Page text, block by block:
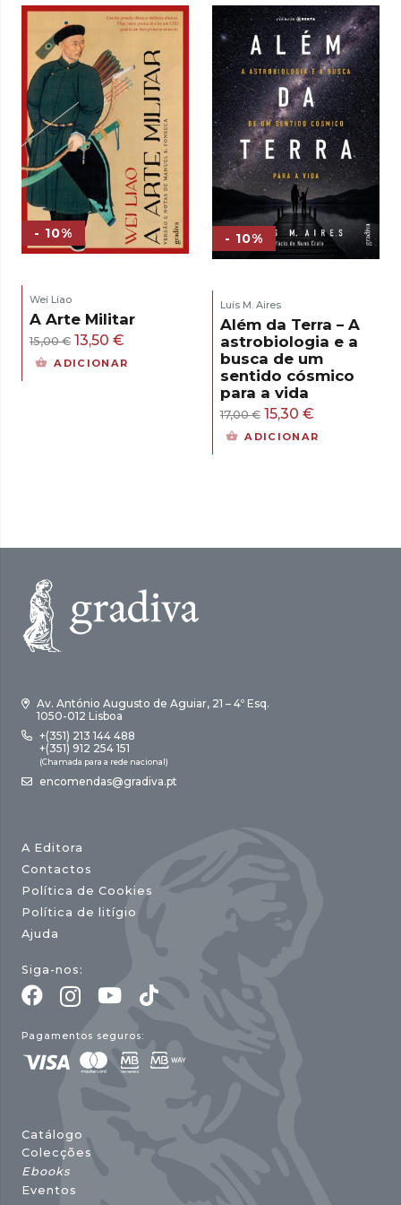
era:
17,00 €.
é:
15,30 €.
- 10%
Wei Liao
A Arte Militar
15,00€ O
preço
13,50 €
preço
ADICIONAR
- 10%
Luís M. Aires
Além da Terra – A
astrobiologia e a
busca de um
sentido cósmico
para a vida
17,00€ O
preço
15,30 €O
preço
ADICIONAR
Av. António Augusto de Aguiar, 21 – 4º Esq.
1050-012 Lisboa
+(351) 213 144 488
+(351) 912 254 151
(Chamada para a rede nacional)
encomendas@gradiva.pt
A Editora
Contactos
Política de Cookies
Política de litígio
Ajuda
Siga-nos:
Pagamentos seguros:
Catálogo
Colecções
Ebooks
Eventos